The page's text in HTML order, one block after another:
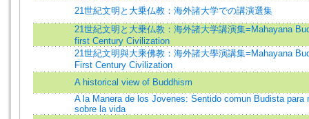
21世紀文明と大乗仏教：海外諸大学での講演選集
21世紀文明と大乗仏教：海外諸大学講演集=Mahayana
first Century Civilization
21世紀文明與大乘佛教：海外諸大學演講集=Mahayana
First Century Civilization
A historical view of Buddhism
A la Manera de los Jovenes: Sentido comun Budista para
sobre la vida